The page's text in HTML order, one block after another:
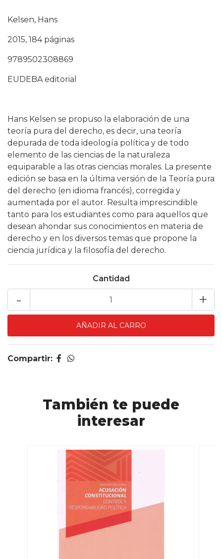
Kelsen, Hans
2015, 184 páginas
9789502308869
EUDEBA editorial
Hans Kelsen se propuso la elaboración de una
teoría pura del derecho, es decir, una teoría
depurada de toda ideología política y de todo
elemento de las ciencias de la naturaleza
equiparable a las otras ciencias morales. La presente
edición se basa en la última versión de la Teoría pura
del derecho (en idioma francés), corregida y
aumentada por el autor. Resulta imprescindible
tanto para los estudiantes como para aquellos que
desean ahondar sus conocimientos en materia de
derecho y en los diversos temas que propone la
ciencia jurídica y la filosofía del derecho.
Cantidad
+
-
Compartir:
También te puede
interesar